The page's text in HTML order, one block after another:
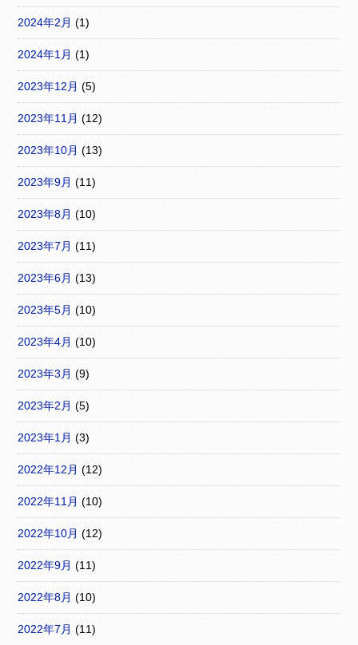
2024年2月 (1)
2024年1月 (1)
2023年12月 (5)
2023年11月 (12)
2023年10月 (13)
2023年9月 (11)
2023年8月 (10)
2023年7月 (11)
2023年6月 (13)
2023年5月 (10)
2023年4月 (10)
2023年3月 (9)
2023年2月 (5)
2023年1月 (3)
2022年12月 (12)
2022年11月 (10)
2022年10月 (12)
2022年9月 (11)
2022年8月 (10)
2022年7月 (11)